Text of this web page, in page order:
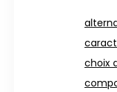
choix